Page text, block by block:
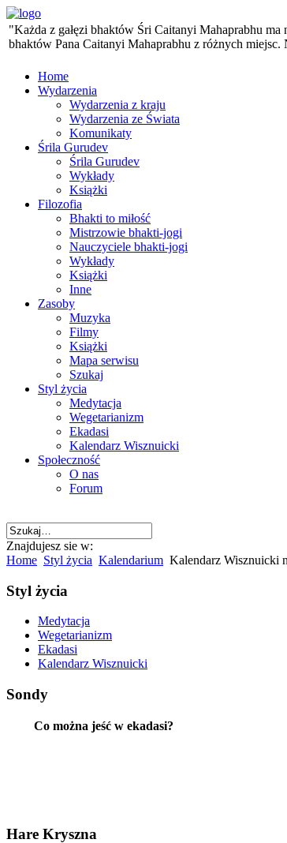
"Każda z gałęzi bhaktów Śri Caitanyi Mahaprabhu ma
bhaktów Pana Caitanyi Mahaprabhu z różnych
Home
Wydarzenia
Wydarzenia z kraju
Wydarzenia ze Świata
Komunikaty
Śrila Gurudev
Śrila Gurudev
Wykłady
Książki
Filozofia
Bhakti to miłość
Mistrzowie bhakti-jogi
Nauczyciele bhakti-jogi
Wykłady
Książki
Inne
Zasoby
Muzyka
Filmy
Książki
Mapa serwisu
Szukaj
Styl życia
Medytacja
Wegetarianizm
Ekadasi
Kalendarz Wisznuicki
Społeczność
O nas
Forum
Znajdujesz sie w:
Home Styl życia Kalendarium Kalendarz Wisznuicki
Styl życia
Medytacja
Wegetarianizm
Ekadasi
Kalendarz Wisznuicki
Sondy
Co można jeść w ekadasi?
Hare Kryszna